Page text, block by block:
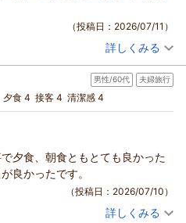
（投稿日：2026/07/11）
りプラン＜禁煙＞※バス・トイレ・洗
ツイン 食事なし
人あたり/税込)
詳しくみる
男性/60代 夫婦旅行
夕食 4 接客 4 清潔感 4
夕食、朝食ともとても良かった
良かったです。
（投稿日：2026/07/10）
詳しくみる